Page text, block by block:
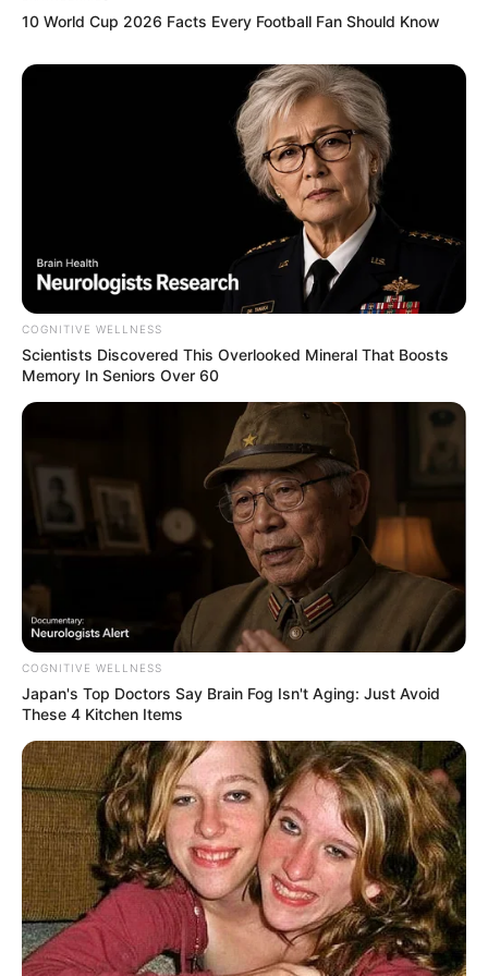
FILM INDONESIA JURNAL RISA BY RISA SARASWATI
10 World Cup 2026 Facts Every Football Fan Should Know
COGNITIVE WELLNESS
Scientists Discovered This Overlooked Mineral That Boosts
Memory In Seniors Over 60
COGNITIVE WELLNESS
Japan's Top Doctors Say Bra​in Fo​g Isn't Aging: Just Avoid
These 4 Kitchen Items